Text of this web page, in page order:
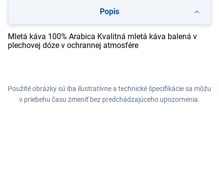
Popis
Mletá káva 100% Arabica Kvalitná mletá káva balená v
plechovej dóze v ochrannej atmosfére
Použité obrázky sú iba ilustratívne a technické špecifikácie sa môžu
v priebehu času zmeniť bez predchádzajúceho upozornenia.